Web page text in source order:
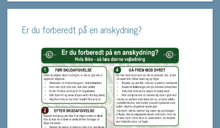
Er du forberedt på en anskydning?